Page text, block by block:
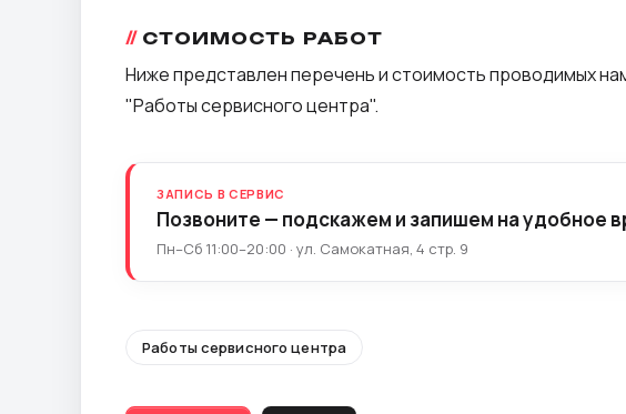
СТОИМОСТЬ РАБОТ
Ниже представлен перечень и стоимость проводимых
"Работы сервисного центра".
ЗАПИСЬ В СЕРВИС
Позвоните — подскажем и запишем на удобное
Пн–Сб 11:00–20:00 · ул. Самокатная, 4 стр. 9
Работы сервисного центра